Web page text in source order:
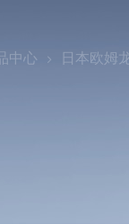
中心 日本欧姆